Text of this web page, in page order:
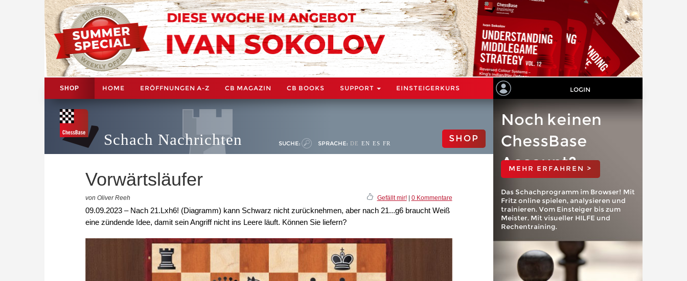
SHOP HOME ERÖFFNUNGEN A-Z CB MAGAZIN CB BOOKS SUPPORT EINSTEIGERKURS LOGIN
Schach Nachrichten SUCHE: SPRACHE: DE EN ES FR SHOP
Vorwärtsläufer
von Oliver Reeh Gefällt mir!| 0 Kommentare
09.09.2023 – Nach 21.Lxh6! (Diagramm) kann Schwarz nicht zurücknehmen, aber nach 21...g6 braucht Weiß
eine zündende Idee, damit sein Angriff nicht ins Leere läuft. Können Sie liefern?
Noch keinen
ChessBase
Account?
MEHR ERFAHREN >
Das Schachprogramm im Browser! Mit
Fritz online spielen, analysieren und
trainieren. Vom Einsteiger bis zum
Meister. Mit visueller HILFE und
Rechentraining.